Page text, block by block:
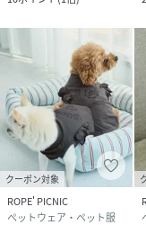
クーポン対象
ROPE' PICNIC
ペットウェア・ペット服